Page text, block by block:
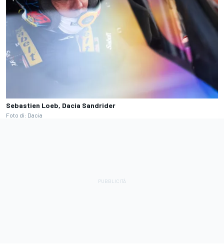
Sebastien Loeb, Dacia Sandrider
Foto di: Dacia